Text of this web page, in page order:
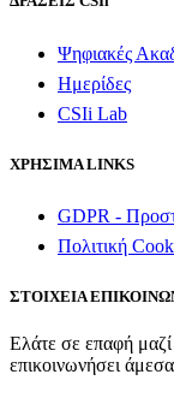
Ψηφιακές
Ημερίδες
CSIi Lab
ΧΡΗΣΙΜΑ LINKS
GDPR -
Πολιτική
ΣΤΟΙΧΕΙΑ
Ελάτε σε επαφή
επικοινωνήσει